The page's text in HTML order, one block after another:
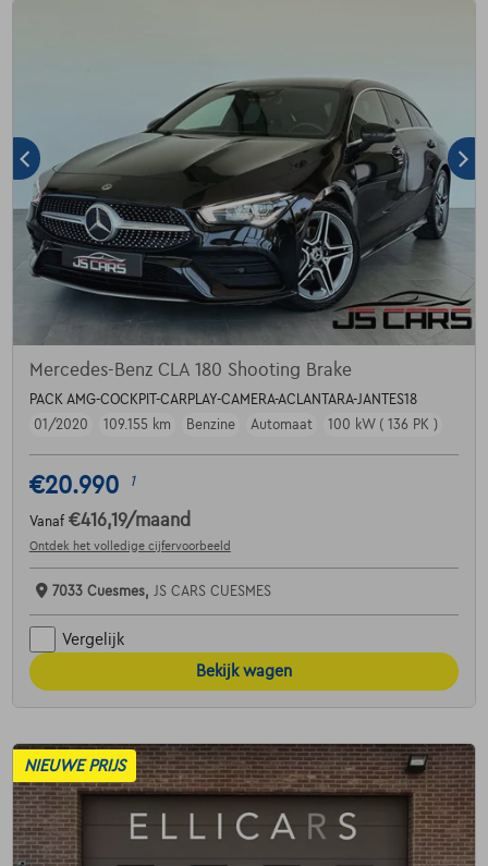
Mercedes-Benz CLA 180 Shooting Brake
PACK AMG-COCKPIT-CARPLAY-CAMERA-ACLANTARA-JANTES18
01/2020
109.155 km Benzine Automaat 100 kW ( 136 PK )
€20.990 1
Vanaf €416,19/maand
Ontdek het volledige cijfervoorbeeld
7033 Cuesmes, JS CARS CUESMES
Vergelijk
Bekijk wagen
NIEUWE PRIJS